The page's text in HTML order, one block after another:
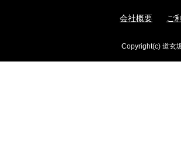
会社概要 ご
Copyright(c) 道玄